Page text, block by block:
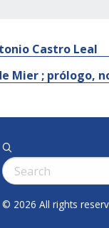
Castro Leal
Mier ; prólogo,
q
Cerca:
© 2026 All rights